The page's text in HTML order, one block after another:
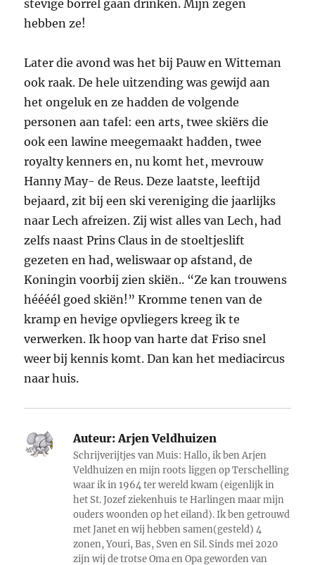
stevige borrel gaan drinken. Mijn zegen
hebben ze!
Later die avond was het bij Pauw en Witteman
ook raak. De hele uitzending was gewijd aan
het ongeluk en ze hadden de volgende
personen aan tafel: een arts, twee skiërs die
ook een lawine meegemaakt hadden, twee
royalty kenners en, nu komt het, mevrouw
Hanny May- de Reus. Deze laatste, leeftijd
bejaard, zit bij een ski vereniging die jaarlijks
naar Lech afreizen. Zij wist alles van Lech, had
zelfs naast Prins Claus in de stoeltjeslift
gezeten en had, weliswaar op afstand, de
Koningin voorbij zien skiën.. “Ze kan trouwens
héééél goed skiën!” Kromme tenen van de
kramp en hevige opvliegers kreeg ik te
verwerken. Ik hoop van harte dat Friso snel
weer bij kennis komt. Dan kan het mediacircus
naar huis.
Auteur:Arjen Veldhuizen
Schrijverijtjes van Muis: Hallo, ik ben Arjen
Veldhuizen en mijn roots liggen op Terschelling
waar ik in 1964 ter wereld kwam (eigenlijk in
het St. Jozef ziekenhuis te Harlingen maar mijn
ouders woonden op het eiland). Ik ben getrouwd
met Janet en wij hebben samen(gesteld) 4
zonen, Youri, Bas, Sven en Sil. Sinds mei 2020
zijn wij de trotse Oma en Opa geworden van